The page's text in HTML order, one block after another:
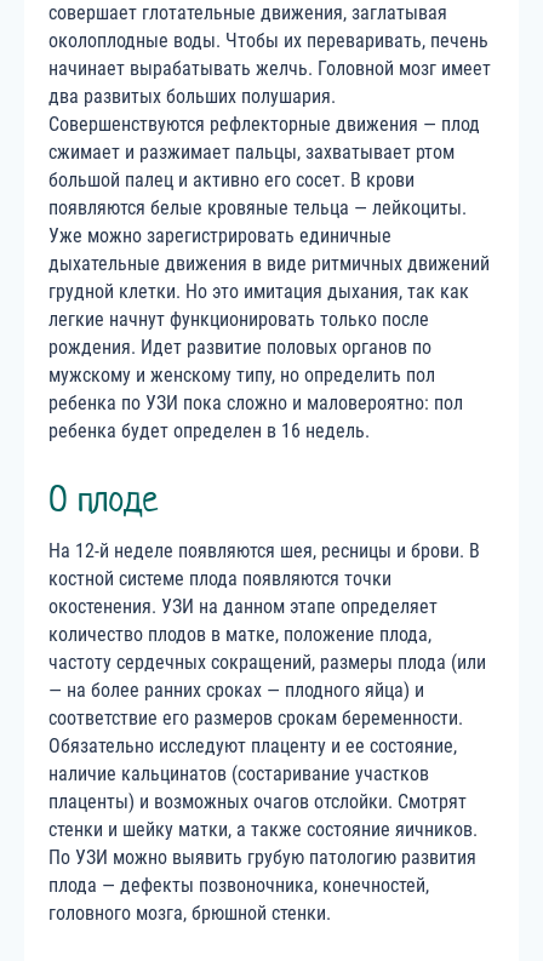
совершает глотательные движения, заглатывая
околоплодные воды. Чтобы их переваривать, печень
начинает вырабатывать желчь. Головной мозг имеет
два развитых больших полушария.
Совершенствуются рефлекторные движения — плод
сжимает и разжимает пальцы, захватывает ртом
большой палец и активно его сосет. В крови
появляются белые кровяные тельца — лейкоциты.
Уже можно зарегистрировать единичные
дыхательные движения в виде ритмичных движений
грудной клетки. Но это имитация дыхания, так как
легкие начнут функционировать только после
рождения. Идет развитие половых органов по
мужскому и женскому типу, но определить пол
ребенка по УЗИ пока сложно и маловероятно: пол
ребенка будет определен в 16 недель.
О плоде
На 12-й неделе появляются шея, ресницы и брови. В
костной системе плода появляются точки
окостенения. УЗИ на данном этапе определяет
количество плодов в матке, положение плода,
частоту сердечных сокращений, размеры плода (или
— на более ранних сроках — плодного яйца) и
соответствие его размеров срокам беременности.
Обязательно исследуют плаценту и ее состояние,
наличие кальцинатов (состаривание участков
плаценты) и возможных очагов отслойки. Смотрят
стенки и шейку матки, а также состояние яичников.
По УЗИ можно выявить грубую патологию развития
плода — дефекты позвоночника, конечностей,
головного мозга, брюшной стенки.